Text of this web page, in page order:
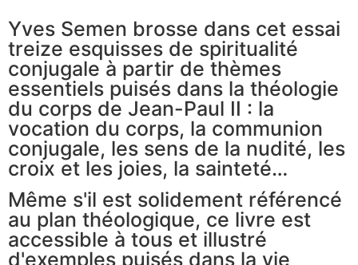
Yves Semen brosse dans cet essai
treize esquisses de spiritualité
conjugale à partir de thèmes
essentiels puisés dans la théologie
du corps de Jean-Paul II : la
vocation du corps, la communion
conjugale, les sens de la nudité, les
croix et les joies, la sainteté…
Même s'il est solidement référencé
au plan théologique, ce livre est
accessible à tous et illustré
d'exemples puisés dans la vie